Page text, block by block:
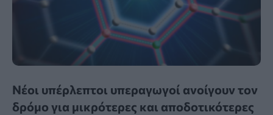
Νέοι υπέρλεπτοι υπεραγωγοί ανοίγουν τον
δρόμο για μικρότερες και αποδοτικότερες